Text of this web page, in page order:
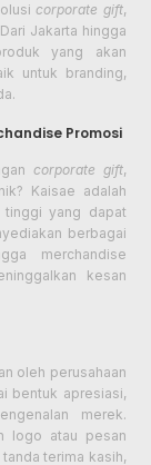
corporate gift,
Jakarta hingga
yang akan
untuk branding,
Promosi
corporate gift,
Kaisae adalah
tinggi yang dapat
berbagai
merchandise
kesan
oleh perusahaan
bentuk apresiasi,
merek.
logo atau pesan
terima kasih,